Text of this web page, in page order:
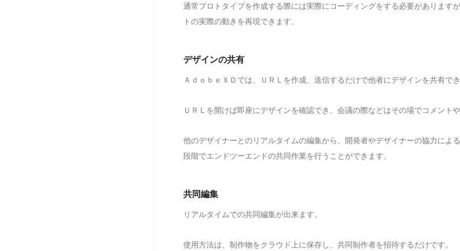
通常プロトタイプを作成する際には実際にコーディングをする必要があります
トの実際の動きを再現できます。
デザインの共有
ＡｄｏｂｅＸＤでは、ＵＲＬを作成、送信するだけで他者にデザインを共有でき
ＵＲＬを開けば即座にデザインを確認でき、会議の際などはその場でコメント
他のデザイナーとのリアルタイムの編集から、開発者やデザイナーの協力によ
段階でエンドツーエンドの共同作業を行うことができます。
共同編集
リアルタイムでの共同編集が出来ます。
使用方法は、制作物をクラウド上に保存し、共同制作者を招待するだけです。